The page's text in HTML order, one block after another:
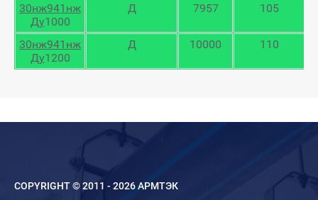
30нж941нж
Ду1000
Д 7957 105
30нж941нж
Ду1200
Д 10000 110
COPYRIGHT © 2011 - 2026 АРМТЭК